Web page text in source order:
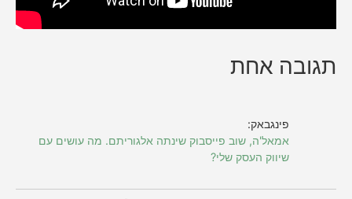
תגובה אחת
פינגבאק:
אמאל'ה, שוב פייסבוק שינתה אלגוריתם. מה עושים עם
שיווק העסק שלי?